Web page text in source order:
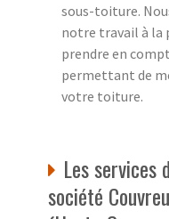
sous-toiture.
notre travail à la
prendre en
permettant de
votre toiture.
Les services
société